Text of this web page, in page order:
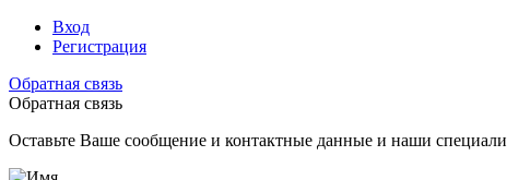
Вход
Регистрация
Обратная связь
Обратная связь
Оставьте Ваше сообщение и контактные данные и наши